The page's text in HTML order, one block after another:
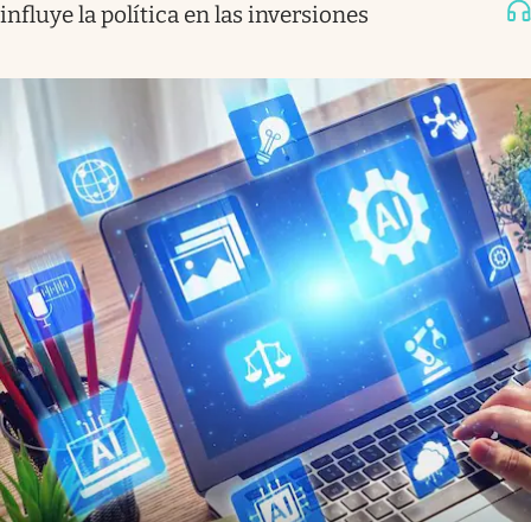
influye la política en las inversiones